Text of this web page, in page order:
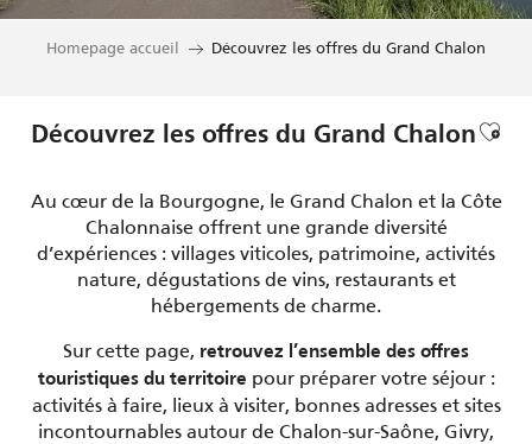
Homepage accueil Découvrez les offres du Grand Chalon
Découvrez les offres du Grand Chalon
Au cœur de la Bourgogne, le Grand Chalon et la Côte
Chalonnaise offrent une grande diversité
d’expériences : villages viticoles, patrimoine, activités
nature, dégustations de vins, restaurants et
hébergements de charme.
Sur cette page, retrouvez l’ensemble des offres
touristiques du territoire pour préparer votre séjour :
activités à faire, lieux à visiter, bonnes adresses et sites
incontournables autour de Chalon-sur-Saône, Givry,